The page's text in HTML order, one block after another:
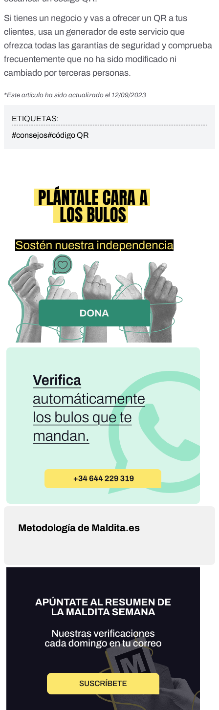
Si tienes un negocio y vas a ofrecer un QR a tus
clientes, usa un generador de este servicio que
ofrezca todas las garantías de seguridad y comprueba
frecuentemente que no ha sido modificado ni
cambiado por terceras personas.
*Este artículo ha sido actualizado el 12/09/2023
ETIQUETAS:
#consejos#código QR
Metodología de Maldita.es